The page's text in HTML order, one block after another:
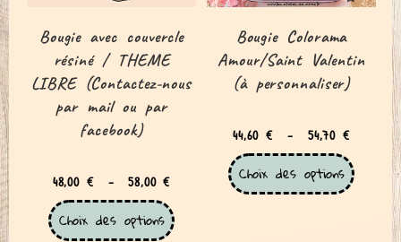
Bougie avec couvercle
résiné / THEME
LIBRE (Contactez-nous
par mail ou par
facebook)
48,00 € – 58,00€
Choix des options
Bougie Colorama
Amour/Saint Valentin
(à personnaliser)
44,60€ – 54,70 €
Choix des options